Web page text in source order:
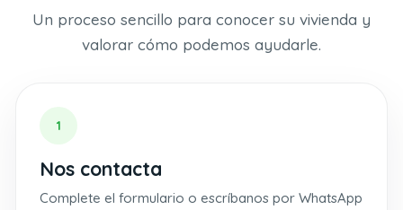
Un proceso sencillo para conocer su vivienda y
valorar cómo podemos ayudarle.
1
Nos contacta
Complete el formulario o escríbanos por WhatsApp